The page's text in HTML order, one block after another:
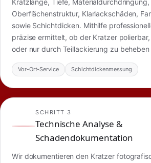
Kratzlänge, Tiefe, Materialdurchdringung,
Oberflächenstruktur, Klarlackschäden,
sowie Schichtdicken. Mithilfe
präzise ermittelt, ob der Kratzer
oder nur durch Teillackierung zu beheben
Vor-Ort-Service Schichtdickenmessung
SCHRITT 3
Technische Analyse &
Schadendokumentation
Wir dokumentieren den Kratzer